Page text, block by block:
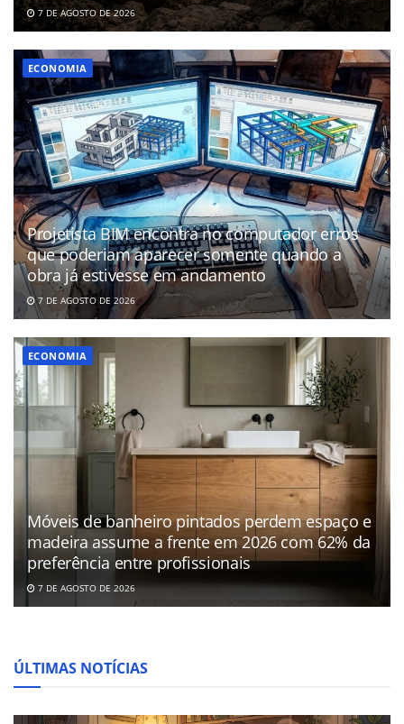
7 DE AGOSTO DE 2026
ECONOMIA
Projetista BIM encontra no computador erros
que poderiam aparecer somente quando a
obra já estivesse em andamento
7 DE AGOSTO DE 2026
ECONOMIA
Móveis de banheiro pintados perdem espaço e
madeira assume a frente em 2026 com 62% da
preferência entre profissionais
7 DE AGOSTO DE 2026
ÚLTIMAS NOTÍCIAS